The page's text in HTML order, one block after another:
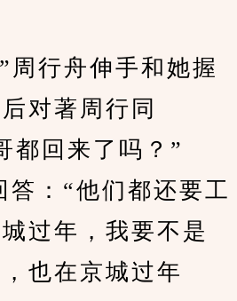
行舟伸手和她握
对著周行同
都回来了吗？”
“他们都还要工
过年，我要不是
也在京城过年